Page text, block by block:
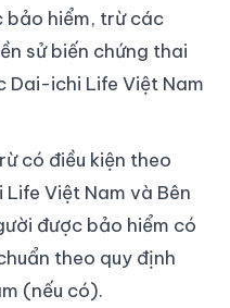
bảo hiểm, trừ các
sử biến chứng thai
Dai-ichi Life Việt Nam
có điều kiện theo
Việt Nam và Bên
được bảo hiểm có
theo quy định
(nếu có).